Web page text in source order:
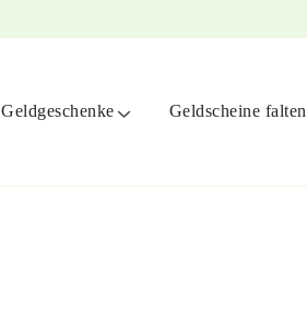
Geldgeschenke Geldscheine falten